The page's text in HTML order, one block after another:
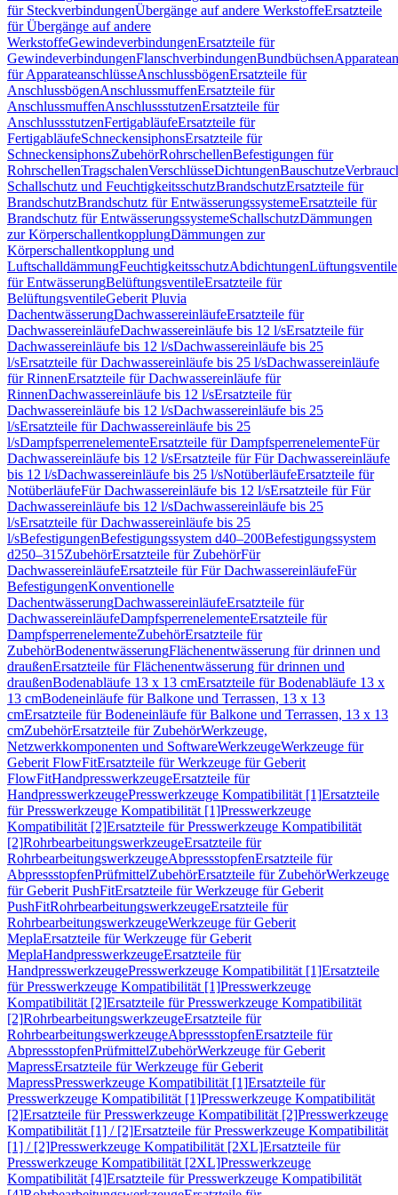
für SteckverbindungenÜbergänge auf andere WerkstoffeErsatzteile
für Übergänge auf andere
WerkstoffeGewindeverbindungenErsatzteile für
GewindeverbindungenFlanschverbindungenBundbüchsen
für ApparateanschlüsseAnschlussbögenErsatzteile für
AnschlussbögenAnschlussmuffenErsatzteile für
AnschlussmuffenAnschlussstutzenErsatzteile für
AnschlussstutzenFertigabläufeErsatzteile für
FertigabläufeSchneckensiphonsErsatzteile für
SchneckensiphonsZubehörRohrschellenBefestigungen für
RohrschellenTragschalenVerschlüsseDichtungenBauschutze
Schallschutz und FeuchtigkeitsschutzBrandschutzErsatzteile für
BrandschutzBrandschutz für EntwässerungssystemeErsatzteile für
Brandschutz für EntwässerungssystemeSchallschutzDämmungen
zur KörperschallentkopplungDämmungen zur
Körperschallentkopplung und
LuftschalldämmungFeuchtigkeitsschutzAbdichtungenLüftungsventile
für EntwässerungBelüftungsventileErsatzteile für
BelüftungsventileGeberit Pluvia
DachentwässerungDachwassereinläufeErsatzteile für
DachwassereinläufeDachwassereinläufe bis 12 l/sErsatzteile für
Dachwassereinläufe bis 12 l/sDachwassereinläufe bis 25
l/sErsatzteile für Dachwassereinläufe bis 25 l/sDachwassereinläufe
für RinnenErsatzteile für Dachwassereinläufe für
RinnenDachwassereinläufe bis 12 l/sErsatzteile für
Dachwassereinläufe bis 12 l/sDachwassereinläufe bis 25
l/sErsatzteile für Dachwassereinläufe bis 25
l/sDampfsperrenelementeErsatzteile für DampfsperrenelementeFür
Dachwassereinläufe bis 12 l/sErsatzteile für Für Dachwassereinläufe
bis 12 l/sDachwassereinläufe bis 25 l/sNotüberläufeErsatzteile für
NotüberläufeFür Dachwassereinläufe bis 12 l/sErsatzteile für Für
Dachwassereinläufe bis 12 l/sDachwassereinläufe bis 25
l/sErsatzteile für Dachwassereinläufe bis 25
l/sBefestigungenBefestigungssystem d40–200Befestigungssystem
d250–315ZubehörErsatzteile für ZubehörFür
DachwassereinläufeErsatzteile für Für DachwassereinläufeFür
BefestigungenKonventionelle
DachentwässerungDachwassereinläufeErsatzteile für
DachwassereinläufeDampfsperrenelementeErsatzteile für
DampfsperrenelementeZubehörErsatzteile für
ZubehörBodenentwässerungFlächenentwässerung für drinnen und
draußenErsatzteile für Flächenentwässerung für drinnen und
draußenBodenabläufe 13 x 13 cmErsatzteile für Bodenabläufe 13 x
13 cmBodeneinläufe für Balkone und Terrassen, 13 x 13
cmErsatzteile für Bodeneinläufe für Balkone und Terrassen, 13 x 13
cmZubehörErsatzteile für ZubehörWerkzeuge,
Netzwerkkomponenten und SoftwareWerkzeugeWerkzeuge für
Geberit FlowFitErsatzteile für Werkzeuge für Geberit
FlowFitHandpresswerkzeugeErsatzteile für
HandpresswerkzeugePresswerkzeuge Kompatibilität [1]Ersatzteile
für Presswerkzeuge Kompatibilität [1]Presswerkzeuge
Kompatibilität [2]Ersatzteile für Presswerkzeuge Kompatibilität
[2]RohrbearbeitungswerkzeugeErsatzteile für
RohrbearbeitungswerkzeugeAbpressstopfenErsatzteile für
AbpressstopfenPrüfmittelZubehörErsatzteile für ZubehörWerkzeuge
für Geberit PushFitErsatzteile für Werkzeuge für Geberit
PushFitRohrbearbeitungswerkzeugeErsatzteile für
RohrbearbeitungswerkzeugeWerkzeuge für Geberit
MeplaErsatzteile für Werkzeuge für Geberit
MeplaHandpresswerkzeugeErsatzteile für
HandpresswerkzeugePresswerkzeuge Kompatibilität [1]Ersatzteile
für Presswerkzeuge Kompatibilität [1]Presswerkzeuge
Kompatibilität [2]Ersatzteile für Presswerkzeuge Kompatibilität
[2]RohrbearbeitungswerkzeugeErsatzteile für
RohrbearbeitungswerkzeugeAbpressstopfenErsatzteile für
AbpressstopfenPrüfmittelZubehörWerkzeuge für Geberit
MapressErsatzteile für Werkzeuge für Geberit
MapressPresswerkzeuge Kompatibilität [1]Ersatzteile für
Presswerkzeuge Kompatibilität [1]Presswerkzeuge Kompatibilität
[2]Ersatzteile für Presswerkzeuge Kompatibilität [2]Presswerkzeuge
Kompatibilität [1] / [2]Ersatzteile für Presswerkzeuge Kompatibilität
[1] / [2]Presswerkzeuge Kompatibilität [2XL]Ersatzteile für
Presswerkzeuge Kompatibilität [2XL]Presswerkzeuge
Kompatibilität [4]Ersatzteile für Presswerkzeuge Kompatibilität